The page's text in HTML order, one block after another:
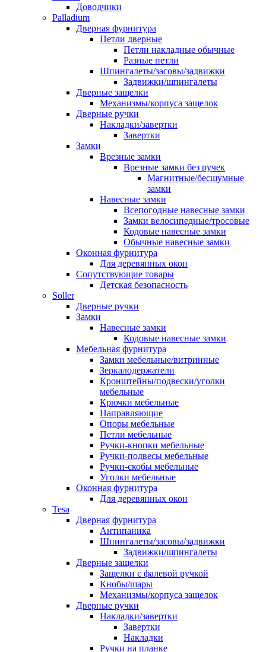
Доводчики
Palladium
Дверная фурнитура
Петли дверные
Петли накладные обычные
Разные петли
Шпингалеты/засовы/задвижки
Задвижки/шпингалеты
Дверные защелки
Механизмы/корпуса защелок
Дверные ручки
Накладки/завертки
Завертки
Замки
Врезные замки
Врезные замки без ручек
Магнитные/бесшумные
замки
Навесные замки
Всепогодные навесные замки
Замки велосипедные/тросовые
Кодовые навесные замки
Обычные навесные замки
Оконная фурнитура
Для деревянных окон
Сопутствующие товары
Детская безопасность
Soller
Дверные ручки
Замки
Навесные замки
Кодовые навесные замки
Мебельная фурнитура
Замки мебельные/витринные
Зеркалодержатели
Кронштейны/подвески/уголки
мебельные
Крючки мебельные
Направляющие
Опоры мебельные
Петли мебельные
Ручки-кнопки мебельные
Ручки-подвесы мебельные
Ручки-скобы мебельные
Уголки мебельные
Оконная фурнитура
Для деревянных окон
Tesa
Дверная фурнитура
Антипаника
Шпингалеты/засовы/задвижки
Задвижки/шпингалеты
Дверные защелки
Защелки с фалевой ручкой
Кнобы/шары
Механизмы/корпуса защелок
Дверные ручки
Накладки/завертки
Завертки
Накладки
Ручки на планке